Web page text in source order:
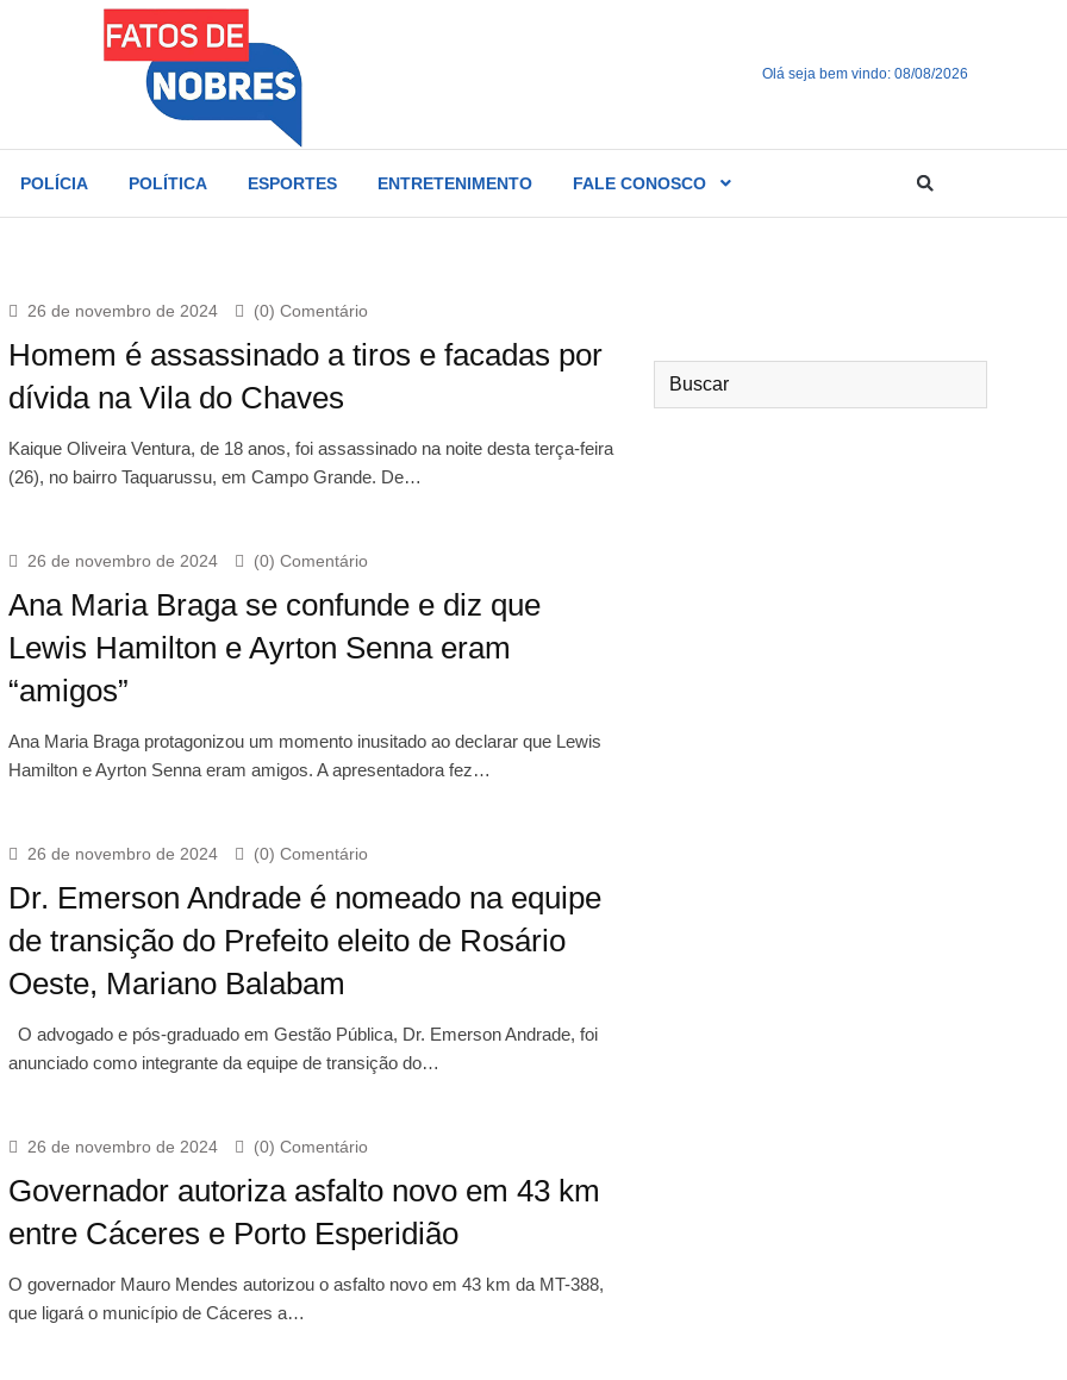
Olá seja bem vindo: 08/08/2026
POLÍCIA POLÍTICA ESPORTES ENTRETENIMENTO FALE CONOSCO
26 de novembro de 2024 (0) Comentário
Homem é assassinado a tiros e facadas por
dívida na Vila do Chaves
Kaique Oliveira Ventura, de 18 anos, foi assassinado na noite desta terça-feira
(26), no bairro Taquarussu, em Campo Grande. De…
26 de novembro de 2024 (0) Comentário
Ana Maria Braga se confunde e diz que
Lewis Hamilton e Ayrton Senna eram
“amigos”
Ana Maria Braga protagonizou um momento inusitado ao declarar que Lewis
Hamilton e Ayrton Senna eram amigos. A apresentadora fez…
26 de novembro de 2024 (0) Comentário
Dr. Emerson Andrade é nomeado na equipe
de transição do Prefeito eleito de Rosário
Oeste, Mariano Balabam
O advogado e pós-graduado em Gestão Pública, Dr. Emerson Andrade, foi
anunciado como integrante da equipe de transição do…
26 de novembro de 2024 (0) Comentário
Governador autoriza asfalto novo em 43 km
entre Cáceres e Porto Esperidião
O governador Mauro Mendes autorizou o asfalto novo em 43 km da MT-388,
que ligará o município de Cáceres a…